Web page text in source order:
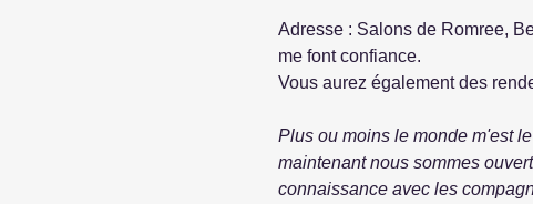
Adresse : Salons de Romree,
me font confiance.
Vous aurez également des
Plus ou moins le monde m'est
maintenant nous sommes
connaissance avec les